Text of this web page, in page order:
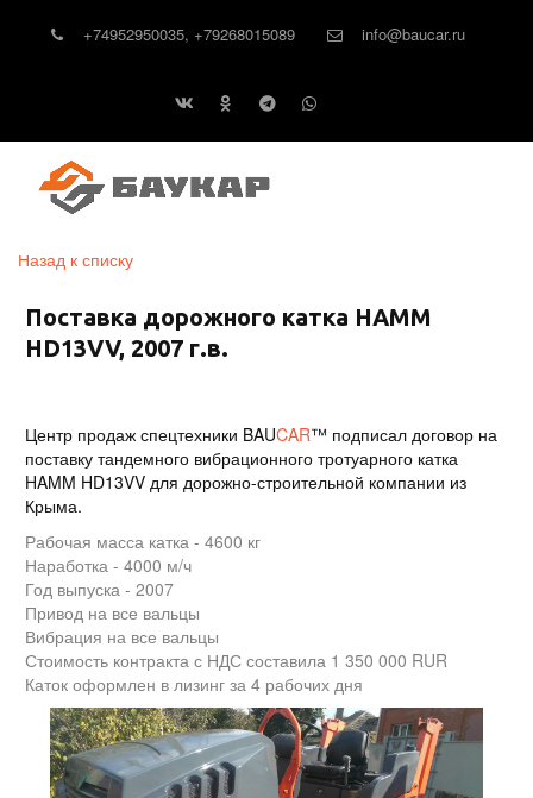
+74952950035, +79268015089 info@baucar.ru
Назад к списку
Поставка дорожного катка HAMM
HD13VV, 2007 г.в.
Центр продаж спецтехники BAUCAR™ подписал договор на
поставку тандемного вибрационного тротуарного катка
HAMM HD13VV для дорожно-строительной компании из
Крыма.
Рабочая масса катка - 4600 кг
Наработка - 4000 м/ч
Год выпуска - 2007
Привод на все вальцы
Вибрация на все вальцы
Стоимость контракта с НДС составила 1 350 000 RUR
Каток оформлен в лизинг за 4 рабочих дня